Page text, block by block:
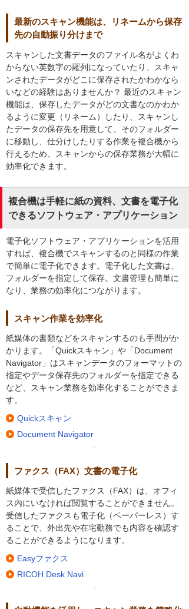
最新のスキャン機能は、リネームから保存
先の自動振り分けまで
スキャンした文書データのファイル名がよくわ
からない英数字の羅列になっていたり、スキャ
ンされたデータがどこに保存されたかわかなら
いなどの経験はありませんか？ 最近のスキャン
機能は、保存したデータがどの文書なのかわか
るように変更（リネーム）したり、スキャンし
たデータの保存先を用意して、そのフォルダー
に移動し、仕分けしたりする作業を複合機から
行えるため、スキャンからの保存業務が大幅に
効率化できます。
複合機は手軽に紙の資料、文書を電子化
できるソフトウェア・アプリケーション
電子化ソフトウェア・アプリケーションを活用
すれば、複合機でスキャンするのと同様の作業
で簡単に電子化できます。電子化した文書は、
フォルダーを指定して保存。文書管理も簡単に
なり、業務の効率化につながります。
スキャン作業を効率化
紙媒体の書類などをスキャンするのも手間がか
かります。「Quickスキャン」や「Document
Navigator」はスキャンデータのフォーマットの
指定やデータ保存先のフォルダーを指定できる
など、スキャン業務を効率化することができま
す。
Quickスキャン
Document Navigator
ファクス（FAX）文書の電子化
紙媒体で受信したファクス（FAX）は、オフィ
ス内にいなければ閲覧することができません。
受信したファクスも電子化（ペーパーレス）す
ることで、外出先や在宅勤務でも内容を確認す
ることができるようになります。
Easyファクス
RICOH Desk Navi